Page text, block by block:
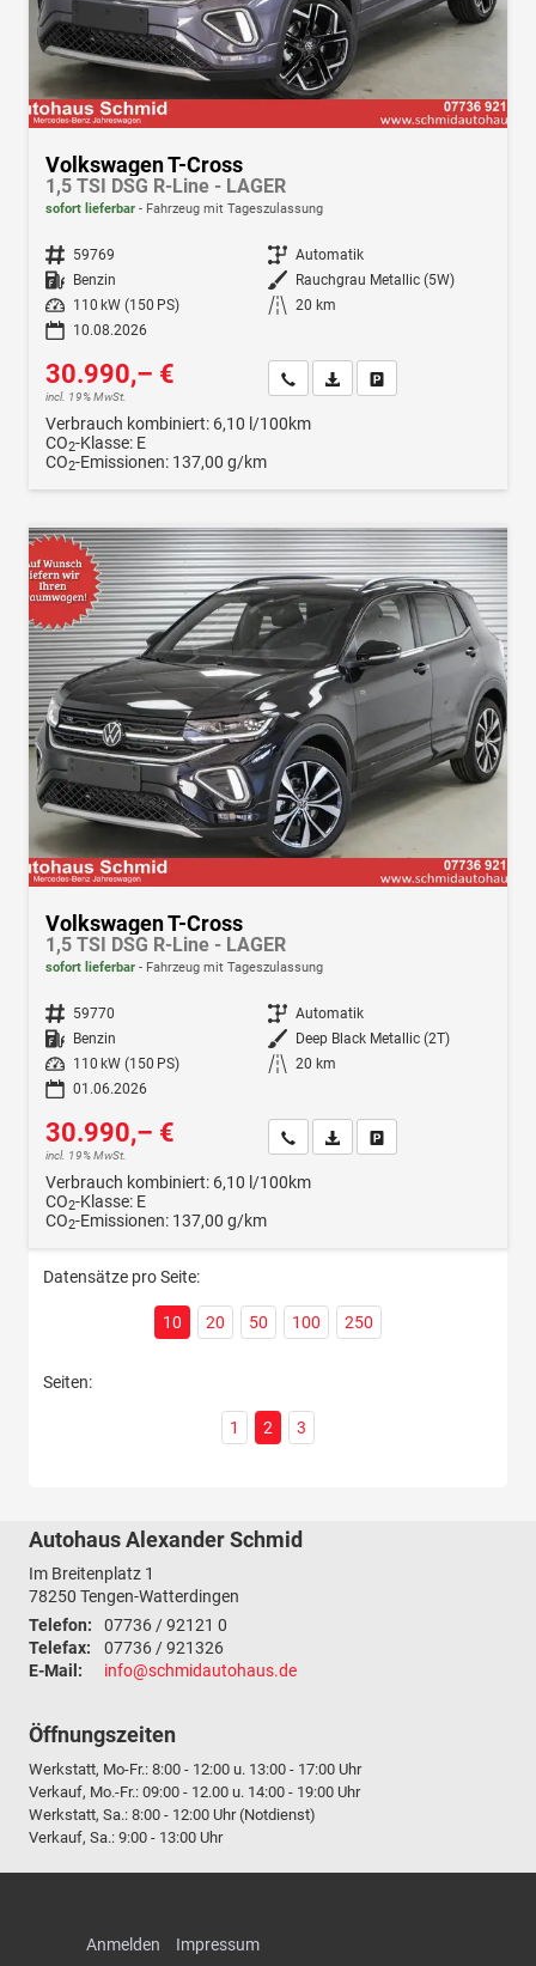
Volkswagen T-Cross
1,5 TSI DSG R-Line - LAGER
sofort lieferbar Fahrzeug mit Tageszulassung
Fahrzeugnr. 59769 Getriebe Automatik
Kraftstoff Benzin Außenfarbe Rauchgrau Metallic (5W)
Leistung
110 kW (150 PS) Kilometerstand 20 km
10.08.2026
30.990,– €
incl. 19% MwSt.
Wir rufen Sie anFahrzeugexposé (PDF)
Verbrauch kombiniert: 6,10 l/100km
CO2-Klasse: E
CO2-Emissionen: 137,00 g/km
Volkswagen T-Cross
1,5 TSI DSG R-Line - LAGER
sofort lieferbar Fahrzeug mit Tageszulassung
Fahrzeugnr. 59770 Getriebe Automatik
Kraftstoff Benzin Außenfarbe Deep Black Metallic (2T)
Leistung
110 kW (150 PS) Kilometerstand 20 km
01.06.2026
30.990,– €
incl. 19% MwSt.
Wir rufen Sie anFahrzeugexposé (PDF)
Verbrauch kombiniert: 6,10 l/100km
CO2-Klasse: E
CO2-Emissionen: 137,00 g/km
Datensätze pro Seite:
10 20 50 100 250
Seiten:
1 2 3
Autohaus Alexander Schmid
Im Breitenplatz 1
78250 Tengen-Watterdingen
Telefon:
07736 / 92121 0
Telefax:
07736 / 921326
E-Mail:
info@schmidautohaus.de
Öffnungszeiten
Werkstatt, Mo-Fr.: 8:00 - 12:00 u. 13:00 - 17:00 Uhr
Verkauf, Mo.-Fr.: 09:00 - 12.00 u. 14:00 - 19:00 Uhr
Werkstatt, Sa.: 8:00 - 12:00 Uhr (Notdienst)
Verkauf, Sa.: 9:00 - 13:00 Uhr
Anmelden
Impressum